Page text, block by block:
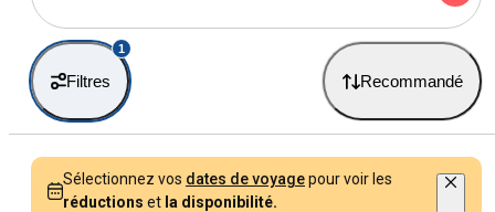
Filtres
1
Recommandé
Sélectionnez vos dates de voyagepour voir les
réductions et la disponibilité.